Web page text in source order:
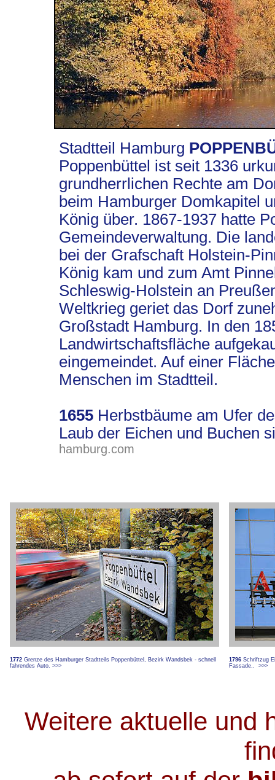
Stadtteil Hamburg
Poppenbüttel ist seit 1336
grundherrlichen Rechte am
beim Hamburger Domkapitel
König über. 1867-1937 hatte
Gemeindeverwaltung. Die
bei der Grafschaft Holstein-
König kam und zum Amt
Schleswig-Holstein an
Weltkrieg geriet das Dorf
Großstadt Hamburg. In den
Landwirtschaftsfläche
eingemeindet. Auf einer
Menschen im Stadtteil.
1655Herbstbäume am Ufer
Laub der Eichen und Buchen
hamburg.com
1772 Grenze des Hamburger Stadtteils Poppenbüttel, Bezirk Wandsbek - schnell
fahrendes Auto. >>>
1796 Schriftzug
Fassade..
>>>
Weitere aktuelle und